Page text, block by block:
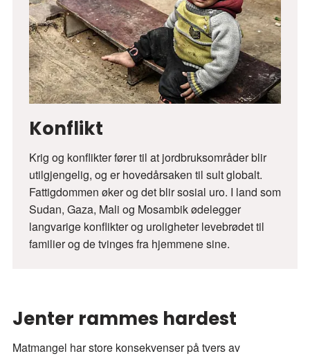
Konflikt
Krig og konflikter fører til at jordbruksområder blir
utilgjengelig, og er hovedårsaken til sult globalt.
Fattigdommen øker og det blir sosial uro. I land som
Sudan, Gaza, Mali og Mosambik ødelegger
langvarige konflikter og uroligheter levebrødet til
familier og de tvinges fra hjemmene sine.
Jenter rammes hardest
Matmangel har store konsekvenser på tvers av